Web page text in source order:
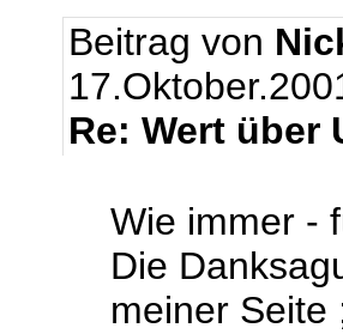
Beitrag von
Re: Wert über
Wie immer -
Die
meiner Seite